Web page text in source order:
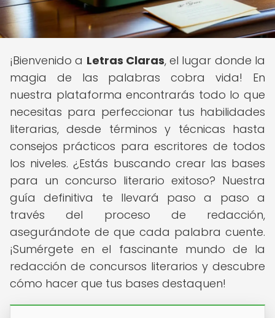
¡Bienvenido a Letras Claras, el lugar donde la
magia de las palabras cobra vida! En
nuestra plataforma encontrarás todo lo que
necesitas para perfeccionar tus habilidades
literarias, desde términos y técnicas hasta
consejos prácticos para escritores de todos
los niveles. ¿Estás buscando crear las bases
para un concurso literario exitoso? Nuestra
guía definitiva te llevará paso a paso a
través del proceso de redacción,
asegurándote de que cada palabra cuente.
¡Sumérgete en el fascinante mundo de la
redacción de concursos literarios y descubre
cómo hacer que tus bases destaquen!